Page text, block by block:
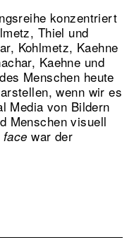
konzentriert
Thiel und
Kohlmetz, Kaehne
Kaehne und
Menschen heute
wenn wir es
Media von Bildern
Menschen visuell
face war der